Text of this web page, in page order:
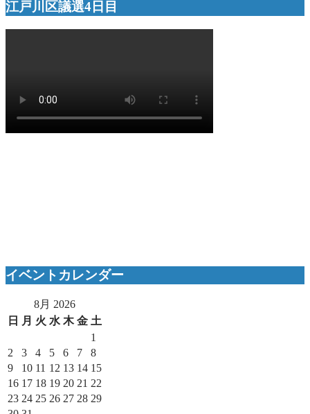
江戸川区議選4日目
イベントカレンダー
8月 2026
日
月 火 水 木 金 土
1
2
3 4 5 6 7
8
9
10 11 12 13 14 15
16 17 18 19 20 21 22
23 24 25 26 27 28 29